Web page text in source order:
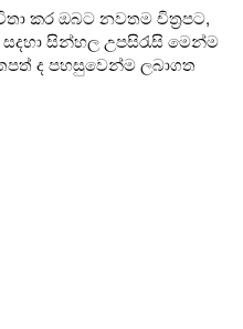
කර ඔබට නවතම චිත්‍රපට,
සින්හල උපසිරැසි මෙන්ම
ද පහසුවෙන්ම ලබාගත